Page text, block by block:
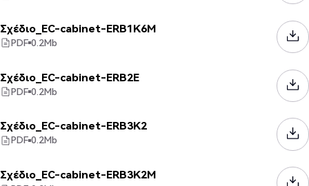
Σχέδιο_EC-cabinet-ERB1K6M
PDF 0.2Mb
Σχέδιο_EC-cabinet-ERB2E
PDF 0.2Mb
Σχέδιο_EC-cabinet-ERB3K2
PDF 0.2Mb
Σχέδιο_EC-cabinet-ERB3K2M